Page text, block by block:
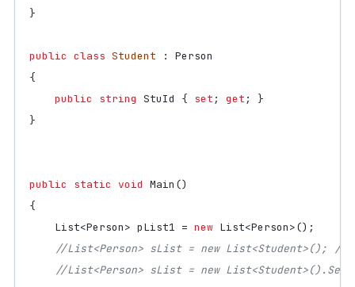
}
public class Student :
Person
{
public
string StuId { set; get;
}
}
public static void Main ()
{
List<Person> pList1 = new List<Person>();
//List<Person> sList = new List<Student>(); // 逻辑
//List<Person> sList = new